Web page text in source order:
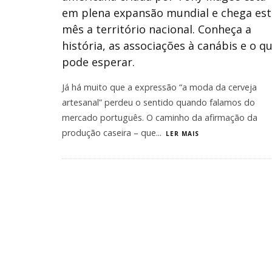
em plena expansão mundial e chega
mês a território nacional. Conheça a
história, as associações à canábis e o
pode esperar.
Já há muito que a expressão “a moda da cerveja
artesanal” perdeu o sentido quando falamos do
mercado português. O caminho da afirmação da
produção caseira – que... LER MAIS